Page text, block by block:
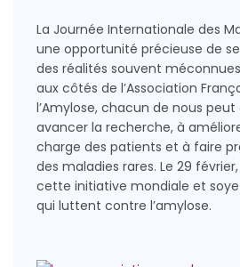
La Journée Internationale des
une opportunité précieuse de
des réalités souvent
aux côtés de l’Association
l’Amylose, chacun de nous
avancer la recherche, à
charge des patients et à faire
des maladies rares. Le 29
cette initiative mondiale et
qui luttent contre l’amylose.